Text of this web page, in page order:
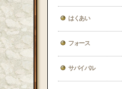
はくあい
フォース
サバイバル